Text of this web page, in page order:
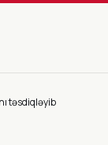
təsdiqləyib